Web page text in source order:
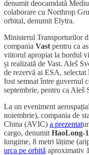
denumit deocamdată
colaborare cu Northrop
orbital, denumit Elytra.
Ministerul Transporturilor
compania Vast pentru ca
viitorul apropiat la bordul
și realizată de Vast. Aleš
de rezervă ai ESA,
fost semnat între guvernul
septembrie, pentru ca Aleš
La un eveniment
noiembrie), compania de
China (AVIC) a prezentat
cargo, denumit HaoLong-1
lungime, 8 metri lățime
urca pe orbită aproximativ